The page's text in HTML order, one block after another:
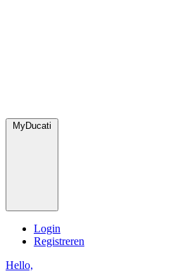
MyDucati
Login
Registreren
Hello,